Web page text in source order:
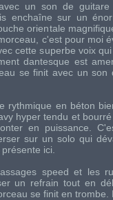
un son de guitare
enchaîne sur un
orientale
c'est pour moi
cette superbe voix
dantesque est
se finit avec un son
rythmique en béton
hyper tendu et
en puissance.
sur un solo qui
ici.
speed et les
un refrain tout en
se finit en trombe.